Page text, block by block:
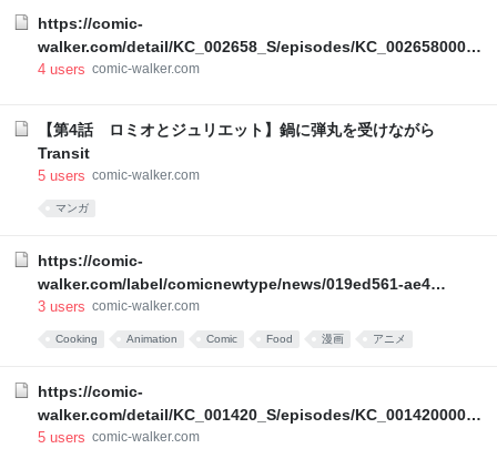
https://comic-
walker.com/detail/KC_002658_S/episodes/KC_00265800080
00011_E?episodeType=latest
4 users comic-walker.com
【第4話 ロミオとジュリエット】鍋に弾丸を受けながら
Transit
5 users comic-walker.com
マンガ
https://comic-
walker.com/label/comicnewtype/news/019ed561-ae47-
7980-9783-bd2344d432ed
3 users comic-walker.com
Cooking Animation Comic Food 漫画 アニメ
https://comic-
walker.com/detail/KC_001420_S/episodes/KC_00142000079
00011_E?episodeType=latest
5 users comic-walker.com